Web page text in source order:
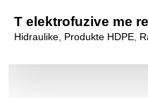
T elektrofuzive me
Hidraulike Produkte HDPE